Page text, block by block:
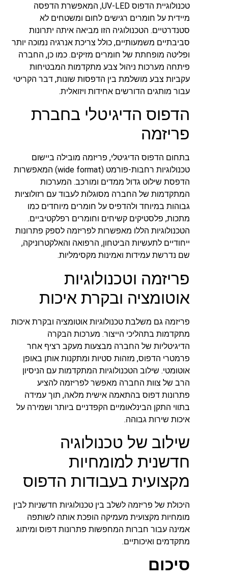
טכנולוגיית הדפוס UV-LED, המאפשרת הדפסה
מיידית על חומרים רגישים לחום ומשטחים לא
סטנדרטיים. הטכנולוגיה הזו מביאה איתה יתרונות
סביבתיים משמעותיים, כולל צריכת אנרגיה נמוכה יותר
ופליטה מופחתת של חומרים מזיקים. כמו כן, החברה
פיתחה מערכות ניהול צבע מתקדמות המבטיחות
עקביות צבע מושלמת בין הדפסות שונות, דבר הקריטי
עבור מותגים הדורשים אחידות ויזואלית.
הדפוס הדיגיטלי בחברת
פריזמה
בתחום הדפוס הדיגיטלי, פריזמה מובילה ביישום
טכנולוגיות רחבות-פורמט (wide format) המאפשרות
הדפסת שילוט גדול ממדים ומורכב. המערכות
המתקדמות של החברה מסוגלות לעבוד עם רזולוציות
גבוהות במיוחד ולהדפיס על חומרים מיוחדים כמו
מתכות, פלסטיקים קשיחים וחומרים רפלקטיביים.
הטכנולוגיות הללו מאפשרות לפריזמה לספק פתרונות
ייחודיים לתעשיות הביטחון, הרפואה והאלקטרוניקה,
שם נדרשת עמידות ואמינות מקסימליות.
פריזמה וטכנולוגיות
אוטומציה ובקרת איכות
פריזמה גם משלבת טכנולוגיות אוטומציה ובקרת איכות
מתקדמות בתהליכי הייצור. מערכות הבקרה
הדיגיטליות של החברה מבצעות מעקב רציף אחר
פרמטרי הדפוס, מזהות סטיות ומתקנות אותן באופן
אוטומטי. שילוב הטכנולוגיות המתקדמות עם הניסיון
הרב של צוות החברה מאפשר לפריזמה להציע
פתרונות דפוס בהתאמה אישית מלאה, תוך עמידה
בתווי התקן הבינלאומיים הקפדניים ביותר ושמירה על
איכות שירות גבוהה.
שילוב של טכנולוגיה
חדשנית למומחיות
מקצועית בעבודות הדפוס
היכולת של פריזמה לשלב בין טכנולוגיות חדשניות לבין
מומחיות מקצועית מעמיקה הופכת אותה לשותפה
אמינה עבור חברות המחפשות פתרונות דפוס ומיתוג
מתקדמים ואיכותיים.
סיכום